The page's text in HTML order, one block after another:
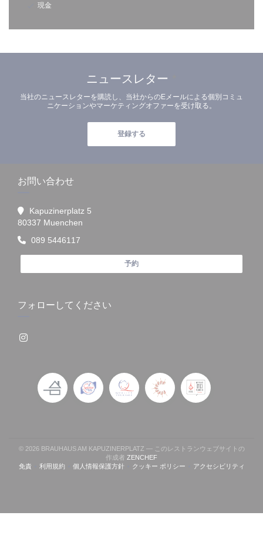
現金
ニュースレター
当社のニュースレターを購読し、当社からのEメールによる個別コミュ
ニケーションやマーケティングオファーを受け取る。
登録する
お問い合わせ
Kapuzinerplatz 5
80337 Muenchen
089 5446117
予約
フォローしてください
Instagram ((新しいウィンドウで開きます))
© 2026 BRAUHAUS AM KAPUZINERPLATZ — このレストランウェブサイトの
作成者 ZENCHEF((新しいウィンドウで開きます))
免責((新しいウィンドウで開きます))
利用規約((新しいウィンドウで開きます))
個人情報保護方針((新しいウィンドウで開きます))
クッキー ポリシー((新しいウィンドウで開きます))
アクセシビリティ
((新しいウィ